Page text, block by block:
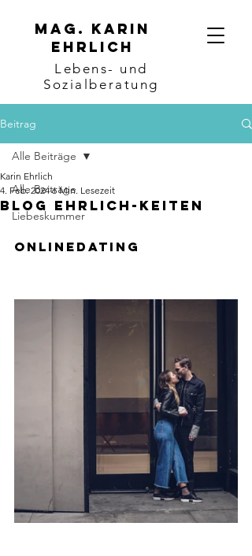
Mag. karin
ehrlich
Lebens- und
Sozialberatung
Beitrag
Alle Beiträge
Liebeskummer
Alle Beiträge
Blog EHRLICH-KEITEN
Karin Ehrlich
4. Feb. 2024 6 Min. Lesezeit
Onlinedating